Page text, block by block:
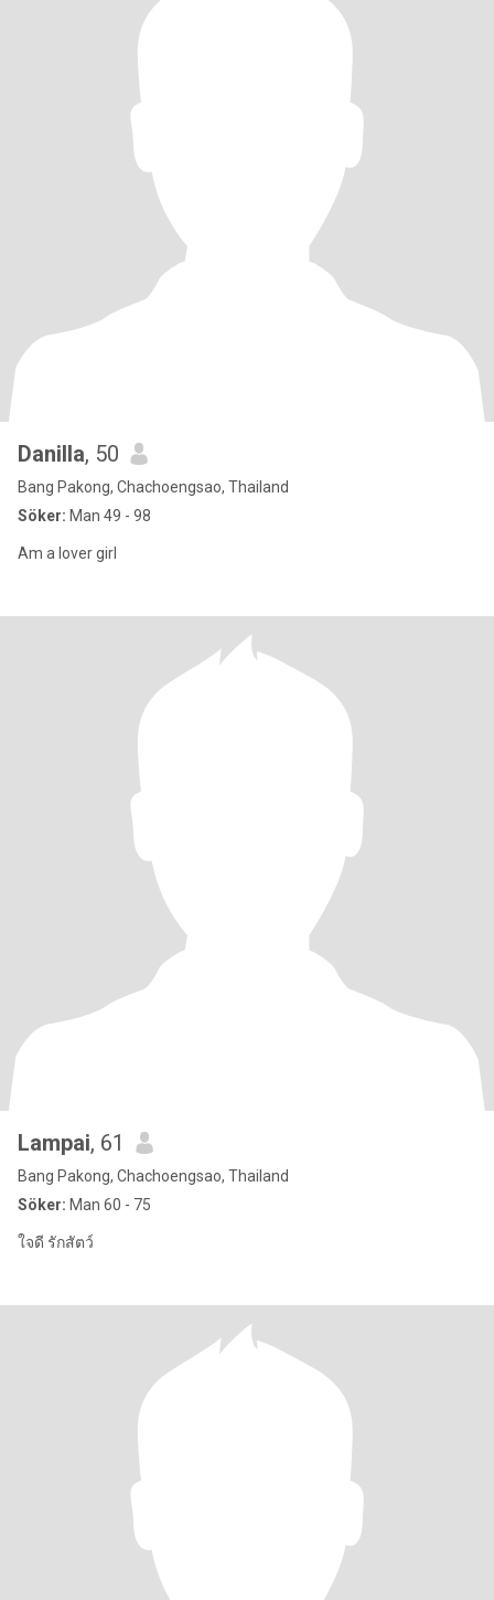
Danilla, 50
Bang Pakong, Chachoengsao, Thailand
Söker: Man 49 - 98
Am a lover girl
Lampai, 61
Bang Pakong, Chachoengsao, Thailand
Söker: Man 60 - 75
ใจดี รักสัตว์